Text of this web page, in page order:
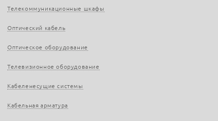
Телекоммуникационные шкафы
Оптический кабель
Оптическое оборудование
Телевизионное оборудование
Кабеленесущие системы
Кабельная арматура